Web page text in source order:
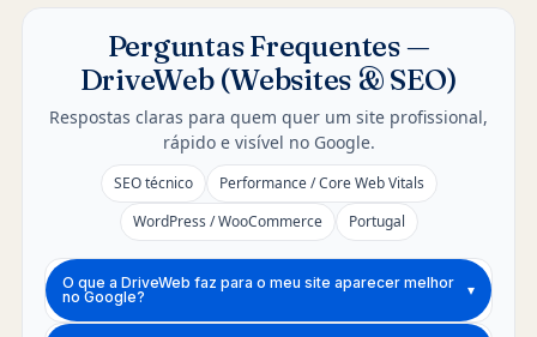
Perguntas Frequentes —
DriveWeb (Websites & SEO)
Respostas claras para quem quer um site profissional,
rápido e visível no Google.
SEO técnico
Performance / Core Web Vitals
WordPress / WooCommerce
Portugal
O que a DriveWeb faz para o meu site aparecer melhor
no Google?
▾